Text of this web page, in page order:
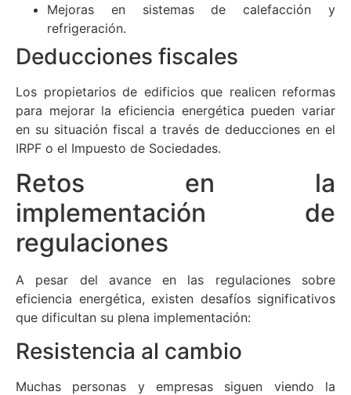
Mejoras en sistemas de calefacción y
refrigeración.
Deducciones fiscales
Los propietarios de edificios que realicen reformas
para mejorar la eficiencia energética pueden variar
en su situación fiscal a través de deducciones en el
IRPF o el Impuesto de Sociedades.
Retos en la
implementación de
regulaciones
A pesar del avance en las regulaciones sobre
eficiencia energética, existen desafíos significativos
que dificultan su plena implementación:
Resistencia al cambio
Muchas personas y empresas siguen viendo la